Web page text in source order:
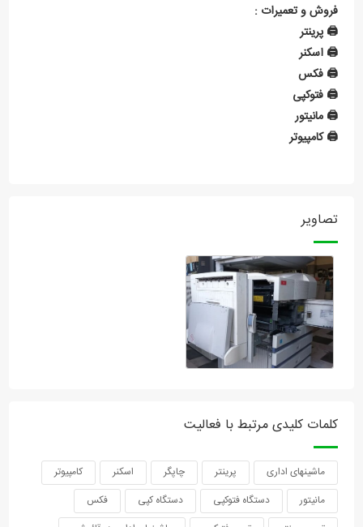
فروش و تعمیرات :
🖨️ پرینتر
🖨️ اسکنر
🖨️ فکس
🖨️ فتوکپی
🖨️ مانیتور
🖨️ کامپیوتر
تصاویر
کلمات کلیدی مرتبط با فعالیت
ماشینهای اداری پرینتر چاپگر اسکنر
کامپیوتر
مانیتور
دستگاه فتوکپی دستگاه کپی
فکس